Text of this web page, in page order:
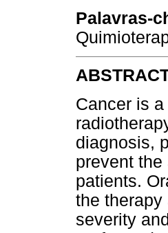
Palavras-
Cancer is
diagnosis,
prevent
patients.
the
severity